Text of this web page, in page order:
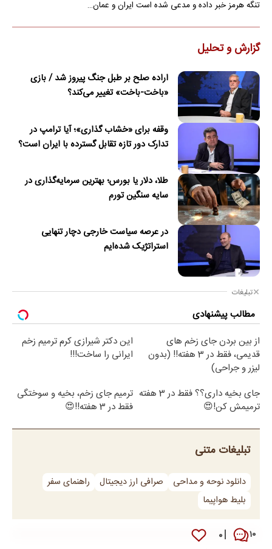
۱۰ ۰
تنگه هرمز خبر داده و مدعی شده است ایران و عمان…
گزارش و تحلیل
اراده صلح بر طبل جنگ پیروز شد / بازی
«باخت-باخت» تغییر می‌کند؟
وقفه برای «خشاب گذاری»؛ آیا ترامپ در
تدارک دور تازه تقابل گسترده با ایران است؟
طلا، دلار یا بورس؛ بهترین سرمایه‌گذاری در
سایه سنگین تورم
در عرصه سیاست خارجی دچار تنهایی
استراتژیک شده‌ایم
تبلیغات
مطالب پیشنهادی
از بین بردن جای زخم های
قدیمی، فقط در 3 هفته!! (بدون
لیزر و جراحی)
این دکتر شیرازی کرم ترمیم زخم
ایرانی را ساخت!!!
جای بخیه داری؟؟ فقط در 3 هفته
ترمیمش کن!😍
ترمیم جای زخم، بخیه و سوختگی
فقط در 3 هفته!!😍
تبلیغات متنی
دانلود نوحه و مداحی صرافی ارز دیجیتال
راهنمای سفر
بلیط هواپیما